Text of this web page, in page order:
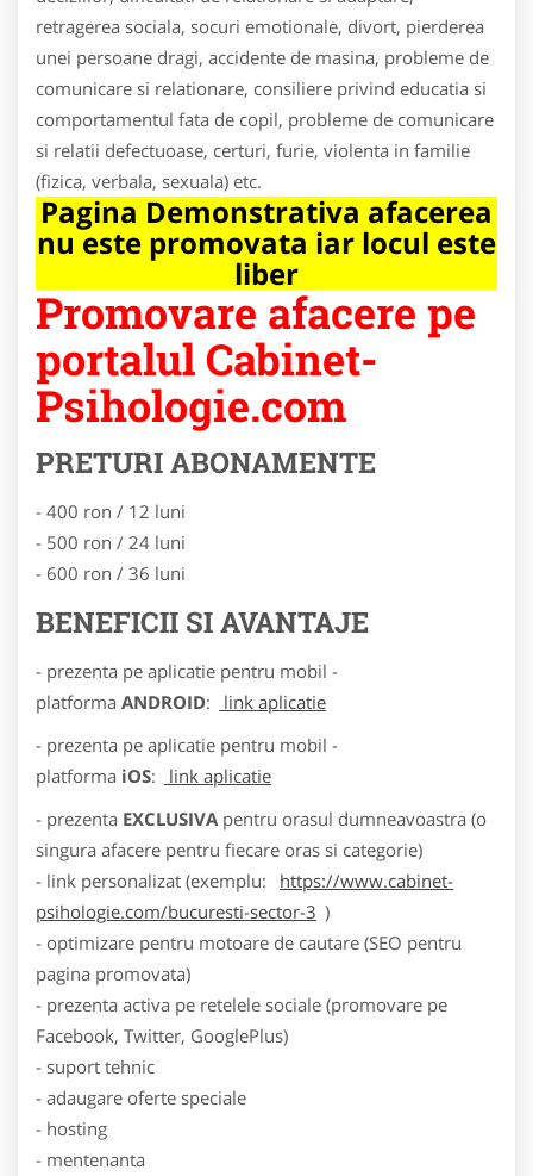
retragerea sociala, socuri emotionale, divort, pierderea
unei persoane dragi, accidente de masina, probleme de
comunicare si relationare, consiliere privind educatia si
comportamentul fata de copil, probleme de comunicare
si relatii defectuoase, certuri, furie, violenta in familie
(fizica, verbala, sexuala) etc.
Pagina Demonstrativa afacerea
nu este promovata iar locul este
liber
Promovare afacere pe
portalul Cabinet-
Psihologie.com
PRETURI ABONAMENTE
- 400 ron / 12 luni
- 500 ron / 24 luni
- 600 ron / 36 luni
BENEFICII SI AVANTAJE
- prezenta pe aplicatie pentru mobil -
platforma ANDROID:
link aplicatie
- prezenta pe aplicatie pentru mobil -
platforma iOS:
link aplicatie
- prezenta EXCLUSIVA pentru orasul dumneavoastra (o
singura afacere pentru fiecare oras si categorie)
- link personalizat (exemplu:
https://www.cabinet-
psihologie.com/bucuresti-sector-3 )
- optimizare pentru motoare de cautare (SEO pentru
pagina promovata)
- prezenta activa pe retelele sociale (promovare pe
Facebook, Twitter, GooglePlus)
- suport tehnic
- adaugare oferte speciale
- hosting
- mentenanta